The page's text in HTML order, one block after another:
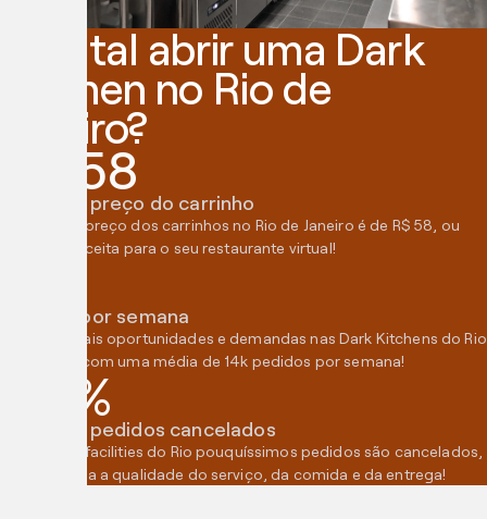
Que tal abrir uma Dark
Kitchen no Rio de
Janeiro?
R$ 58
Média de preço do carrinho
A média de preço dos carrinhos no Rio de Janeiro é de R$ 58, ou
seja mais receita para o seu restaurante virtual!
Pedidos por semana
Encontre mais oportunidades e demandas nas Dark Kitchens do Rio
de Janeiro, com uma média de 14k pedidos por semana!
2,5%
Média de pedidos cancelados
Nas nossas facilities do Rio pouquíssimos pedidos são cancelados,
o que mostra a qualidade do serviço, da comida e da entrega!